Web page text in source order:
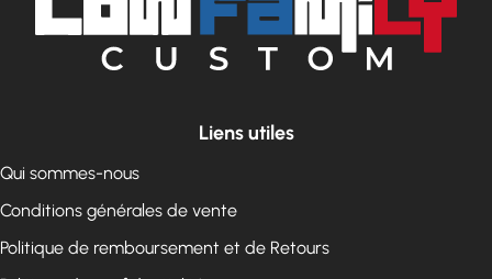
Liens utiles
Qui sommes-nous
Conditions générales de vente
Politique de remboursement et de Retours